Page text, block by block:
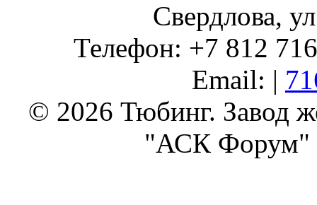
Свердлова,
Телефон: +7 812
Email: |
© 2026 Тюбинг. Завод
"АСК Форум"